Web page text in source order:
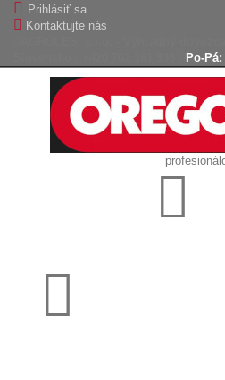
Prihlásiť sa
Kontaktujte nás
Po-Pá: